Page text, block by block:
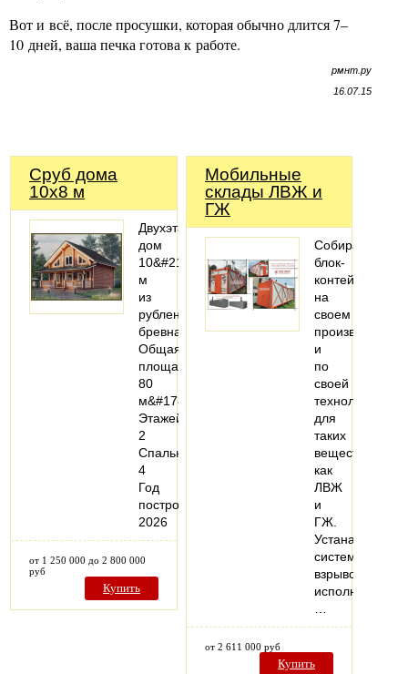
Вот и всё, после просушки, которая обычно длится 7–
10 дней, ваша печка готова к работе.
рмнт.ру
16.07.15
Сруб дома
10x8 м
Двухэтажный
дом
10&#215;8
м
из
рубленого
бревна
Общая
площадь:
80
м&#178;
Этажей:
2
Спальни:
4
Год
постройки:
2026
от 1 250 000 до 2 800 000
руб
Купить
Мобильные
склады ЛВЖ и
ГЖ
Собираем
блок-
контейнеры
на
своем
производстве
и
по
своей
технологии
для
таких
веществ,
как
ЛВЖ
и
ГЖ.
Устанавливаем
системы
исполнения.
от 2 611 000 руб
Купить